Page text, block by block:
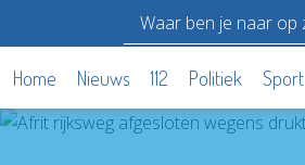
Home Nieuws 112 Politiek Sport